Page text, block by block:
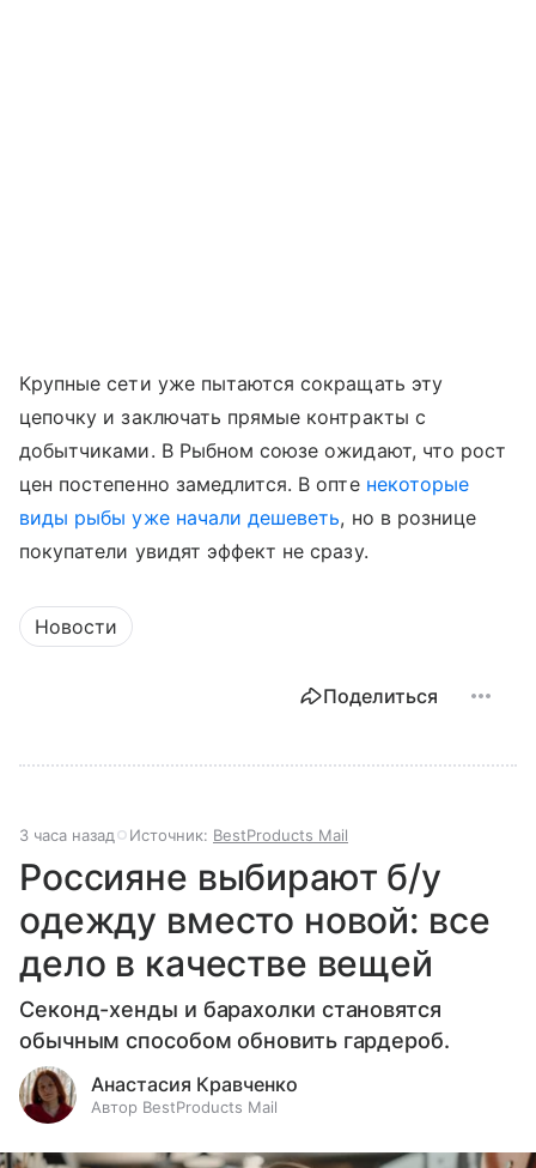
Крупные сети уже пытаются сокращать эту
цепочку и заключать прямые контракты с
добытчиками. В Рыбном союзе ожидают, что рост
цен постепенно замедлится. В опте некоторые
виды рыбы уже начали дешеветь, но в рознице
покупатели увидят эффект не сразу.
Новости
Поделиться
3 часа назад Источник: BestProducts Mail
Россияне выбирают б/у
одежду вместо новой: все
дело в качестве вещей
Секонд-хенды и барахолки становятся
обычным способом обновить гардероб.
Анастасия Кравченко
Автор BestProducts Mail